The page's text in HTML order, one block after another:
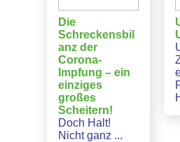
Die
Schreckensbil
anz der
Corona-
Impfung – ein
einziges
großes
Scheitern!
Doch Halt!
Nicht ganz ...